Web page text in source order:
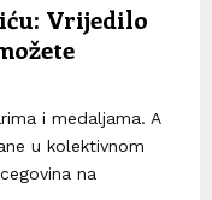
Vrijedilo
i medaljama. A
u kolektivnom
na